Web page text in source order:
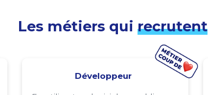
Les métiers qui recrutent
Développeur